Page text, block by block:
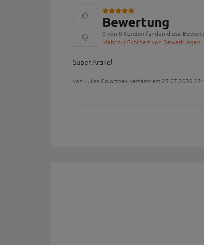
Bewertung
0 von 0 Kunden fanden diese
Mehr zur Echtheit von Bewertungen
Super Artikel
von Lukas Golombek verfasst am 25.07.2020